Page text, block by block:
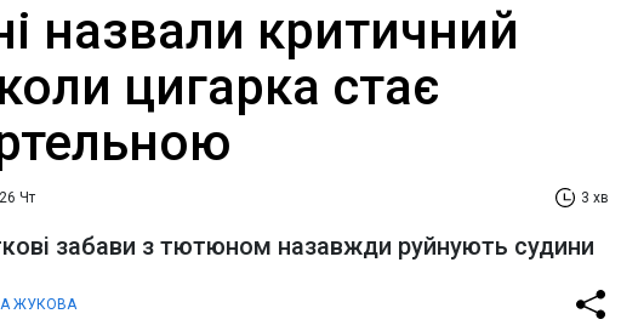
назвали критичний
цигарка стає
Чт 3 хв
забави з тютюном назавжди руйнують судини
ЖУКОВА